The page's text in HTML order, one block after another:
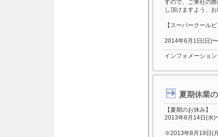
すので、ご来社の
し頂けますよう、
【スーパークール
2014年6月1日(日)
インフォメーション
夏期休業
【夏期のお休み】
2013年8月14日(水)
※2013年8月19日(